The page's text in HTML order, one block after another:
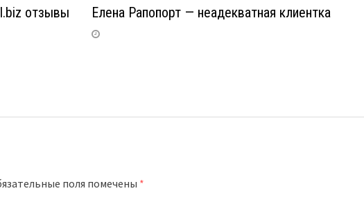
отзывы Елена Рапопорт — неадекватная клиентка
поля помечены *